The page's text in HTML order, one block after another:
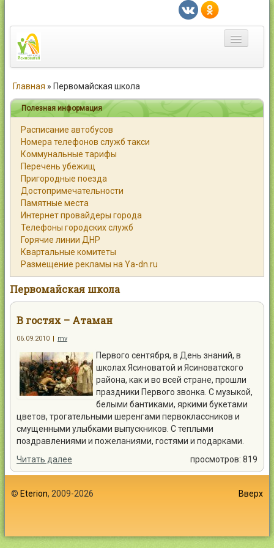
Город
Статьи
Каталог
Справочник
Работа
Объявления
Помощь
Контакты
Войти
Главная » Первомайская школа
Полезная информация
Расписание автобусов
Номера телефонов служб такси
Коммунальные тарифы
Перечень убежищ
Пригородные поезда
Достопримечательности
Памятные места
Интернет провайдеры города
Телефоны городских служб
Горячие линии ДНР
Квартальные комитеты
Размещение рекламы на Ya-dn.ru
Первомайская школа
В гостях – Атаман
06.09.2010 | mv
Первого сентября, в День знаний, в
школах Ясиноватой и Ясиноватского
района, как и во всей стране, прошли
праздники Первого звонка. С музыкой,
белыми бантиками, яркими букетами
цветов, трогательными шеренгами первоклассников и
смущенными улыбками выпускников. С теплыми
поздравлениями и пожеланиями, гостями и подарками.
Читать далее
просмотров: 819
© Eterion, 2009-2026 Вверх